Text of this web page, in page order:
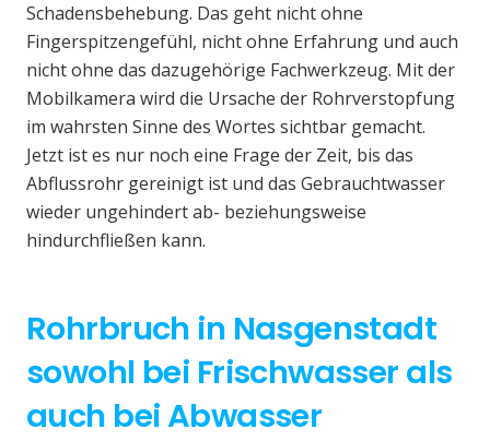
Schadensbehebung. Das geht nicht ohne
Fingerspitzengefühl, nicht ohne Erfahrung und auch
nicht ohne das dazugehörige Fachwerkzeug. Mit der
Mobilkamera wird die Ursache der Rohrverstopfung
im wahrsten Sinne des Wortes sichtbar gemacht.
Jetzt ist es nur noch eine Frage der Zeit, bis das
Abflussrohr gereinigt ist und das Gebrauchtwasser
wieder ungehindert ab- beziehungsweise
hindurchfließen kann.
Rohrbruch in Nasgenstadt
sowohl bei Frischwasser als
auch bei Abwasser